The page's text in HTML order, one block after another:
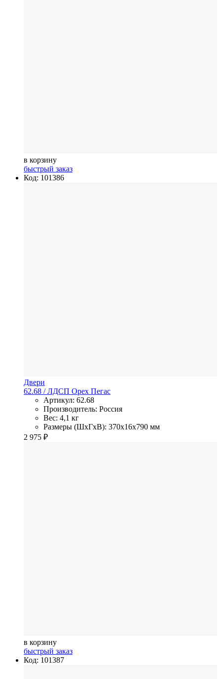
в корзину
быстрый заказ
Код: 101386
Двери
62.68 / ЛДСП Орех Пегас
Артикул: 62.68
Производитель: Россия
Вес: 4,1 кг
Размеры (ШхГхВ): 370x16x790 мм
2 975 ₽
в корзину
быстрый заказ
Код: 101387